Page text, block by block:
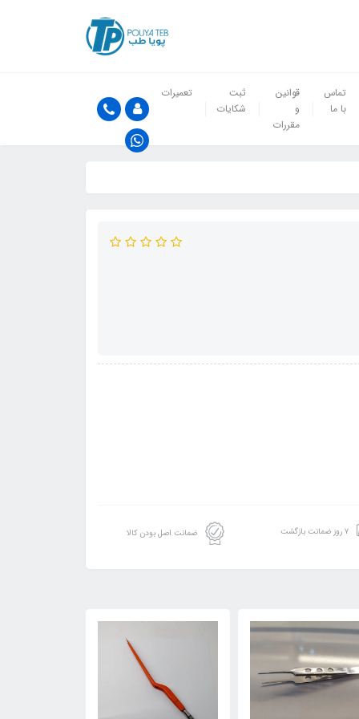
تماس
با ما
قوانین
و
مقررات
ثبت
شکایات
تعمیرات
۷ روز ضمانت بازگشت ضمانت اصل بودن کالا